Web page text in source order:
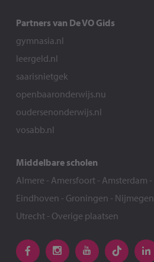
Partners van De VO Gids
gymnasia.nl
leergeld.nl
saarisnietgek
openbaaronderwijs.nu
oudersenonderwijs.nl
vosabb.nl
Middelbare scholen
Almere - Amersfoort- Amsterdam -
Eindhoven - Groningen - Nijmegen
Utrecht- Overige plaatsen